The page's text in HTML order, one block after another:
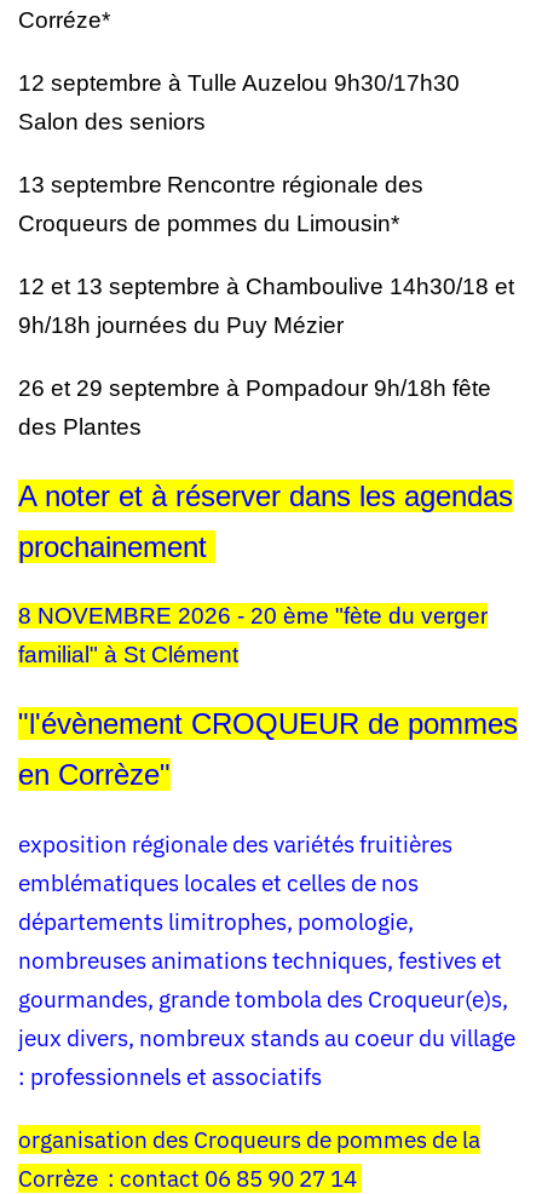
Corréze*
12 septembre à Tulle Auzelou 9h30/17h30
Salon des seniors
13 septembre Rencontre régionale des
Croqueurs de pommes du Limousin*
12 et 13 septembre à Chamboulive 14h30/18 et
9h/18h journées du Puy Mézier
26 et 29 septembre à Pompadour 9h/18h fête
des Plantes
A noter et à réserver dans les agendas
prochainement
8 NOVEMBRE 2026 - 20 ème "fète du verger
familial" à St Clément
"l'évènement CROQUEUR de pommes
en Corrèze"
exposition régionale des variétés fruitières
emblématiques locales et celles de nos
départements limitrophes, pomologie,
nombreuses animations techniques, festives et
gourmandes, grande tombola des Croqueur(e)s,
jeux divers, nombreux stands au coeur du village
: professionnels et associatifs
organisation des Croqueurs de pommes de la
Corrèze : contact 06 85 90 27 14